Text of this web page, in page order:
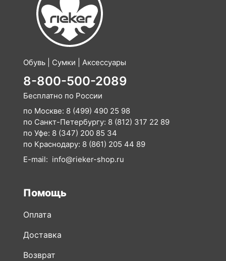
Обувь | Сумки | Аксессуары
8-800-500-2089
Бесплатно по России
по Москве: 8 (499) 490 25 98
по Санкт-Петербургу: 8 (812) 317 22 89
по Уфе: 8 (347) 200 85 34
по Краснодару: 8 (861) 205 44 89
E-mail: info@rieker-shop.ru
Помощь
Оплата
Доставка
Возврат